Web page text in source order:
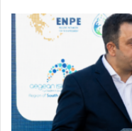
Γιαννικουρής,
Γεν.
Γραμματέας
…«Η
παραχώρηση
του